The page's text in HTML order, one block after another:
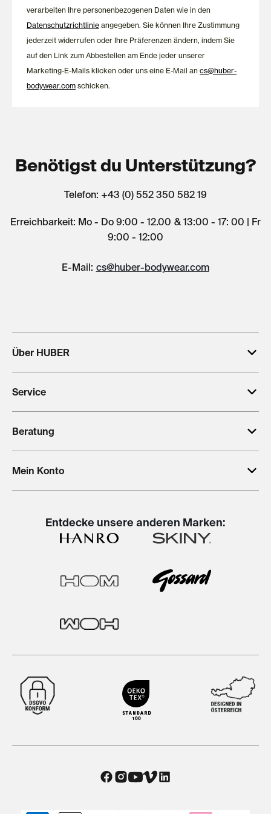
verarbeiten Ihre personenbezogenen Daten wie in den
Datenschutzrichtlinie angegeben. Sie können Ihre Zustimmung
jederzeit widerrufen oder Ihre Präferenzen ändern, indem Sie
auf den Link zum Abbestellen am Ende jeder unserer
Marketing-E-Mails klicken oder uns eine E-Mail ancs@huber-
bodywear.com schicken.
Benötigst du Unterstützung?
Telefon: +43 (0) 552 350 582 19
Erreichbarkeit: Mo - Do 9:00 - 12.00 & 13:00 - 17: 00 | Fr
9:00 - 12:00
E-Mail: cs@huber-bodywear.com
Über HUBER
Service
Beratung
Mein Konto
Entdecke unsere anderen Marken: